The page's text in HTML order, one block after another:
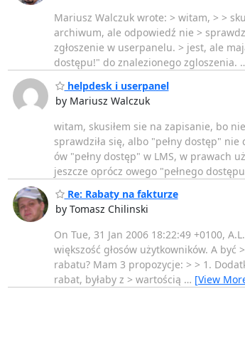
Mariusz Walczuk wrote: > witam, > >
archiwum, ale odpowiedź nie >
zgłoszenie w userpanelu. > jest, ale
dostępu!" do znalezionego zgloszenia.
helpdesk i userpanel
by Mariusz Walczuk
witam, skusiłem sie na zapisanie, bo
sprawdziła się, albo "pełny dostęp"
ów "pełny dostęp" w LMS, w prawach
jeszcze oprócz owego "pełnego
Re: Rabaty na fakturze
by Tomasz Chilinski
On Tue, 31 Jan 2006 18:22:49 +0100,
większość głosów użytkowników. A
rabatu? Mam 3 propozycje: > > 1.
rabat, byłaby z > wartością … [View